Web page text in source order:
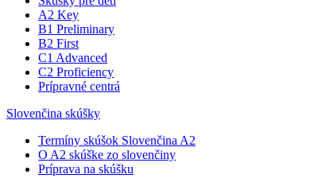
A2 Key
B1 Preliminary
B2 First
C1 Advanced
C2 Proficiency
Prípravné centrá
Slovenčina skúšky
Termíny skúšok Slovenčina A2
O A2 skúške zo slovenčiny
Príprava na skúšku